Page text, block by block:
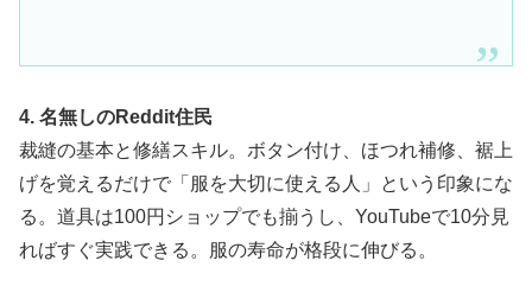
4. 名無しのReddit住民
裁縫の基本と修繕スキル。ボタン付け、ほつれ補修、裾上
げを覚えるだけで「服を大切に使える人」という印象にな
る。道具は100円ショップでも揃うし、YouTubeで10分見
ればすぐ実践できる。服の寿命が格段に伸びる。